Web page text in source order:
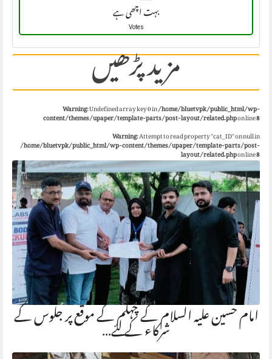
بہت اچھی ہے
Votes
مزید پڑھیں Warning: Undefined array key 0 in/home/bluetvpk/public_html/wp-
content/themes/upaper/template-parts/post-layout/related.phpon line8
Warning: Attempt to read property "cat_ID" on null in
/home/bluetvpk/public_html/wp-content/themes/upaper/template-parts/post-
layout/related.phpon line8
امام حسین علیہ السلام کے چہلم کے موقع پر جلوس کے
شرکاء کے لئے…